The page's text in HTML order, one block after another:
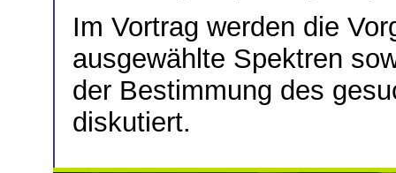
Im Vortrag werden die
ausgewählte Spektren
der Bestimmung des
diskutiert.